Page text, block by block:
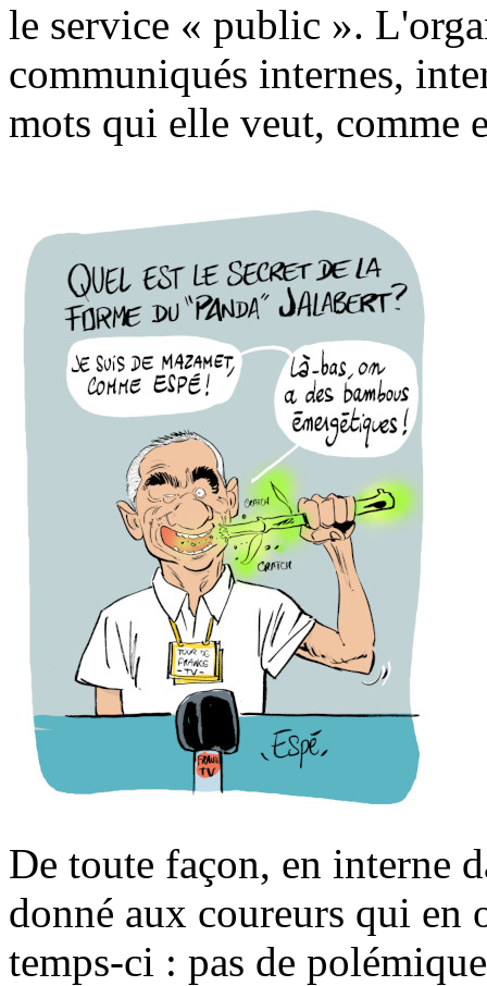
le service « public ».
communiqués internes,
mots qui elle veut, comme
De toute façon, en interne
donné aux coureurs qui en
temps-ci : pas de